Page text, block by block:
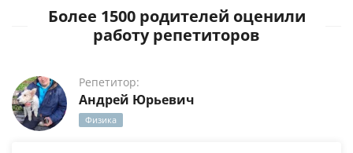
Более 1500 родителей оценили
работу репетиторов
Репетитор:
Андрей Юрьевич
Физика